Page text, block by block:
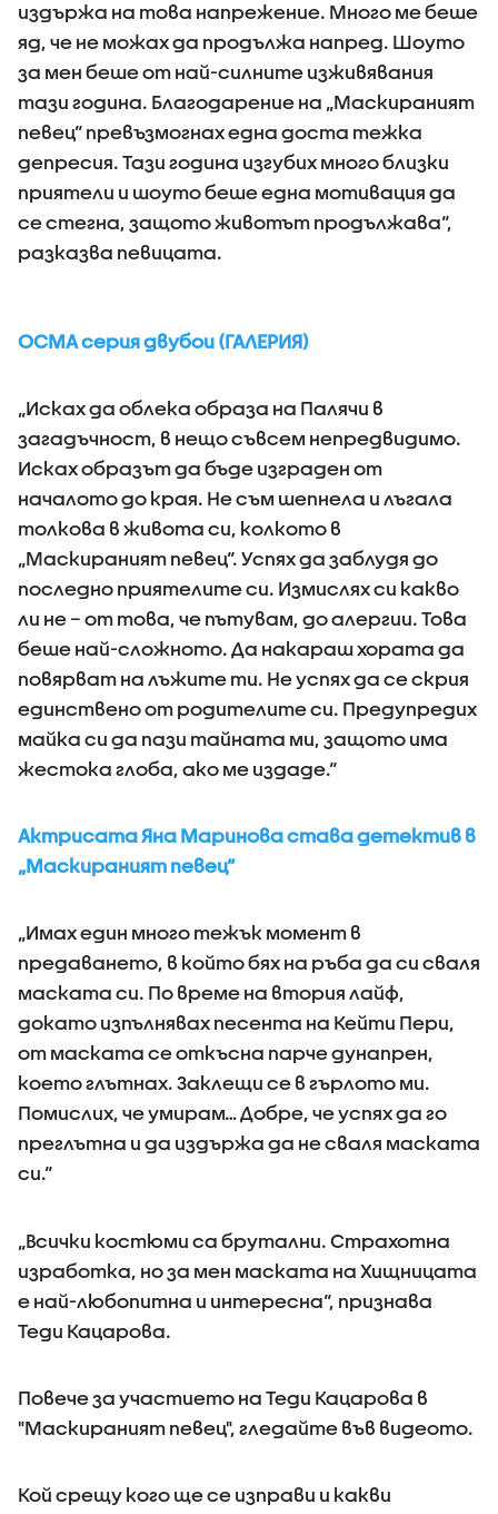
издържа на това напрежение. Много ме беше
яд, че не можах да продължа напред. Шоуто
за мен беше от най-силните изживявания
тази година. Благодарение на „Маскираният
певец“ превъзмогнах една доста тежка
депресия. Тази година изгубих много близки
приятели и шоуто беше една мотивация да
се стегна, защото животът продължава“,
разказва певицата.
ОСМА серия двубои (ГАЛЕРИЯ)
„Исках да облека образа на Палячи в
загадъчност, в нещо съвсем непредвидимо.
Исках образът да бъде изграден от
началото до края. Не съм шепнела и лъгала
толкова в живота си, колкото в
„Маскираният певец“. Успях да заблудя до
последно приятелите си. Измислях си какво
ли не – от това, че пътувам, до алергии. Това
беше най-сложното. Да накараш хората да
повярват на лъжите ти. Не успях да се скрия
единствено от родителите си. Предупредих
майка си да пази тайната ми, защото има
жестока глоба, ако ме издаде.“
Актрисата Яна Маринова става детектив в
„Маскираният певец“
„Имах един много тежък момент в
предаването, в който бях на ръба да си сваля
маската си. По време на втория лайф,
докато изпълнявах песента на Кейти Пери,
от маската се откъсна парче дунапрен,
което глътнах. Заклещи се в гърлото ми.
Помислих, че умирам… Добре, че успях да го
преглътна и да издържа да не сваля маската
си.“
„Всички костюми са брутални. Страхотна
изработка, но за мен маската на Хищницата
е най-любопитна и интересна“, признава
Теди Кацарова.
Повече за участието на Теди Кацарова в
"Маскираният певец", гледайте във видеото.
Кой срещу кого ще се изправи и какви